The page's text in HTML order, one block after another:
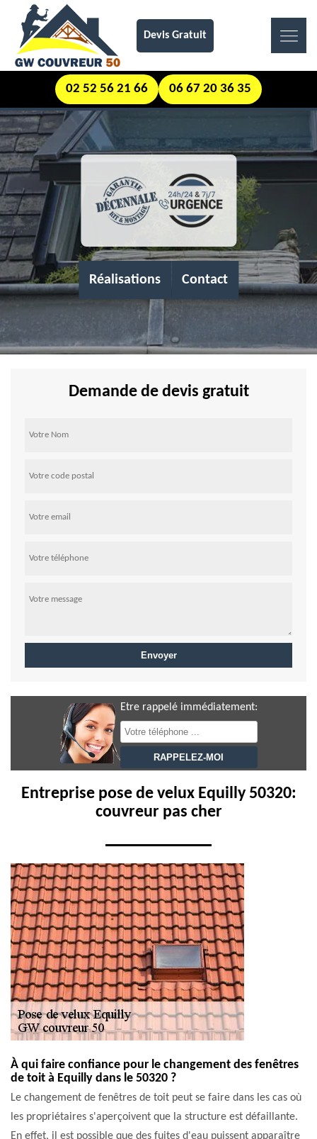
Devis Gratuit
02 52 56 21 66 06 67 20 36 35
Réalisations Contact
Demande de devis gratuit
Etre rappelé immédiatement:
Entreprise pose de velux Equilly 50320:
couvreur pas cher
À qui faire confiance pour le changement des fenêtres
de toit à Equilly dans le 50320 ?
Le changement de fenêtres de toit peut se faire dans les cas où
les propriétaires s'aperçoivent que la structure est défaillante.
En effet, il est possible que des fuites d'eau puissent apparaître